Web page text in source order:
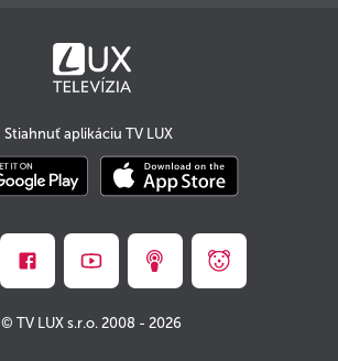
Stiahnuť aplikáciu TV LUX
© TV LUX s.r.o. 2008 - 2026